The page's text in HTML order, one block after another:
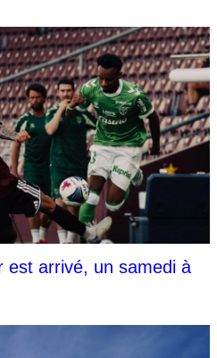
est arrivé, un samedi à